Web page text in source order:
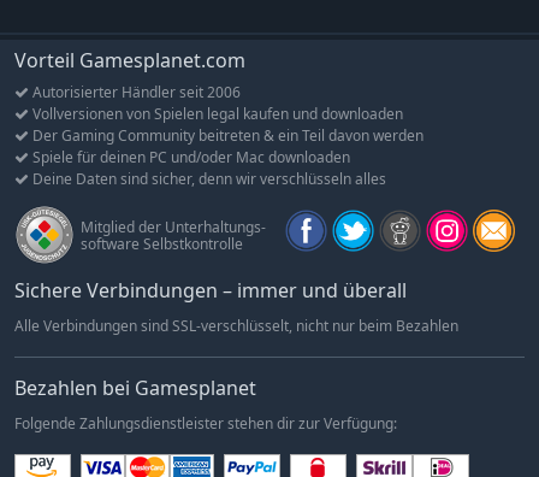
Vorteil Gamesplanet.com
Autorisierter Händler seit 2006
Vollversionen von Spielen legal kaufen und downloaden
Der Gaming Community beitreten & ein Teil davon werden
Spiele für deinen PC und/oder Mac downloaden
Deine Daten sind sicher, denn wir verschlüsseln alles
Mitglied der Unterhaltungs-
software Selbstkontrolle
Sichere Verbindungen – immer und überall
Alle Verbindungen sind SSL-verschlüsselt, nicht nur beim Bezahlen
Bezahlen bei Gamesplanet
Folgende Zahlungsdienstleister stehen dir zur Verfügung: